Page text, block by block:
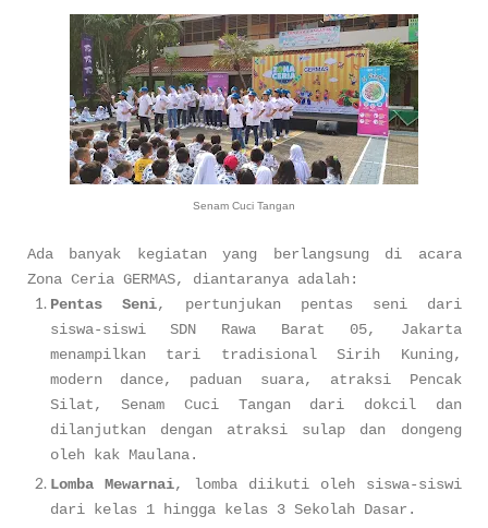
Senam Cuci Tangan
Ada banyak kegiatan yang berlangsung di acara
Zona Ceria GERMAS, diantaranya adalah:
Pentas Seni, pertunjukan pentas seni dari
siswa-siswi SDN Rawa Barat 05, Jakarta
menampilkan tari tradisional Sirih Kuning,
modern dance, paduan suara, atraksi Pencak
Silat, Senam Cuci Tangan dari dokcil dan
dilanjutkan dengan atraksi sulap dan dongeng
oleh kak Maulana.
Lomba Mewarnai, lomba diikuti oleh siswa-siswi
dari kelas 1 hingga kelas 3 Sekolah Dasar.